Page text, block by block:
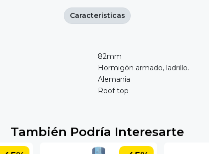
82mm
Hormigón armado, ladrillo.
Alemania
Roof top
Caracteristicas
También Podría Interesarte